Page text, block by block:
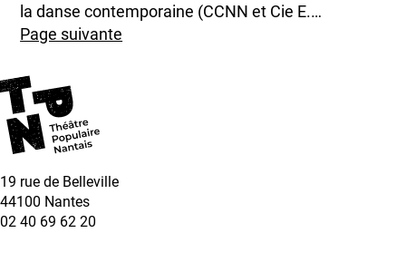
la danse contemporaine (CCNN et Cie E.…
Page suivante
19 rue de Belleville
44100 Nantes
02 40 69 62 20